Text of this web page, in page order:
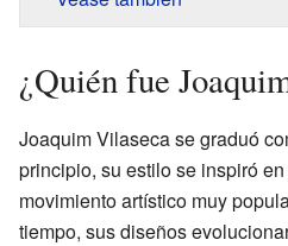
¿Quién fue
Joaquim Vilaseca se graduó
principio, su estilo se inspiró
movimiento artístico muy
tiempo, sus diseños